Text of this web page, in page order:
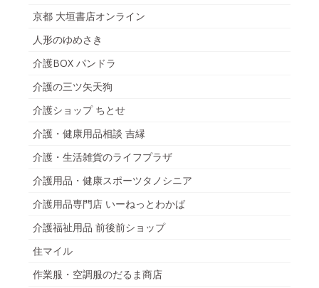
京都 大垣書店オンライン
人形のゆめさき
介護BOX パンドラ
介護の三ツ矢天狗
介護ショップ ちとせ
介護・健康用品相談 吉縁
介護・生活雑貨のライフプラザ
介護用品・健康スポーツタノシニア
介護用品専門店 いーねっとわかば
介護福祉用品 前後前ショップ
住マイル
作業服・空調服のだるま商店